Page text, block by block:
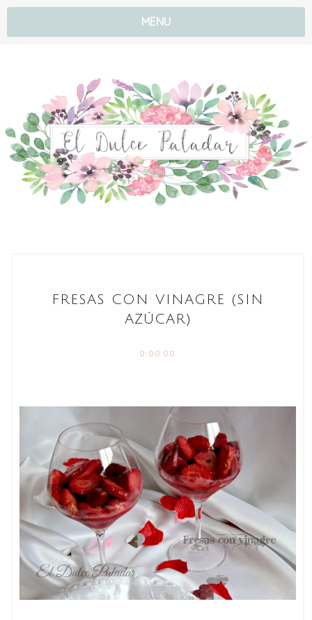
MENU
FRESAS CON VINAGRE (SIN
AZÚCAR)
0:00:00